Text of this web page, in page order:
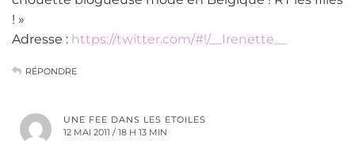
! »
Adresse : https://twitter.com/#!/__Irenette__
RÉPONDRE
UNE FEE DANS LES ETOILES
12 MAI 2011 / 18 H 13 MIN